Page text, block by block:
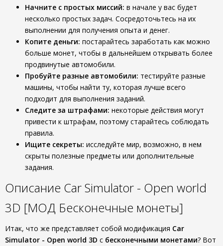
Начните с простых миссий: в начале у вас будет
несколько простых задач. Сосредоточьтесь на их
выполнении для получения опыта и денег.
Копите деньги: постарайтесь заработать как можно
больше монет, чтобы в дальнейшем открывать более
продвинутые автомобили.
Пробуйте разные автомобили: тестируйте разные
машины, чтобы найти ту, которая лучше всего
подходит для выполнения заданий.
Следите за штрафами: некоторые действия могут
привести к штрафам, поэтому старайтесь соблюдать
правила.
Ищите секреты: исследуйте мир, возможно, в нем
скрыты полезные предметы или дополнительные
задания.
Описание Car Simulator - Open world
3D [МОД Бесконечные монеты]
Итак, что же представляет собой модификация Car
Simulator - Open world 3D с бесконечными монетами? Вот